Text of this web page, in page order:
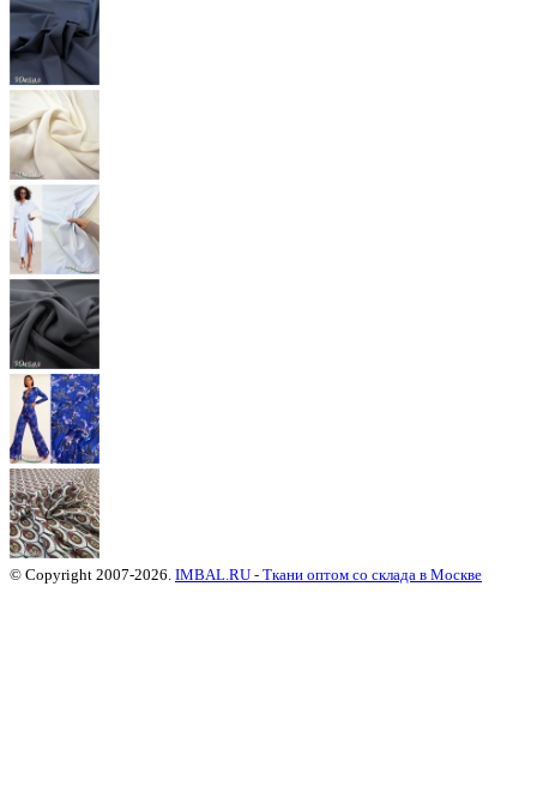
© Copyright 2007-2026. IMBAL.RU - Ткани оптом со склада в Москве